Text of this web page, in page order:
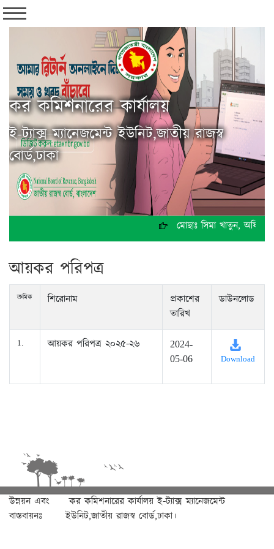
কর কমিশনারের কার্যালয়
ই-ট্যাক্স ম্যানেজমেন্ট ইউনিট,জাতীয় রাজস্ব
বোর্ড,ঢাকা
মোছাঃ সিমা খাতুন, অফিস
আয়কর পরিপত্র
ক্রমিক শিরোনাম
প্রকাশের
তারিখ
ডাউনলোড
1. আয়কর পরিপত্র ২০২৫-২৬
2024-
05-06
Download
উন্নয়ন এবং
বাস্তবায়নঃ
কর কমিশনারের কার্যালয় ই-ট্যাক্স ম্যানেজমেন্ট
ইউনিট,জাতীয় রাজস্ব বোর্ড,ঢাকা।